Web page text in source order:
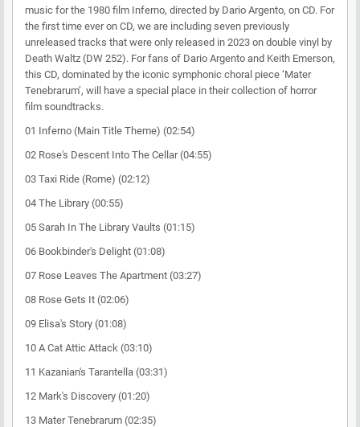
music for the 1980 film Inferno, directed by Dario Argento, on CD. For
the first time ever on CD, we are including seven previously
unreleased tracks that were only released in 2023 on double vinyl by
Death Waltz (DW 252). For fans of Dario Argento and Keith Emerson,
this CD, dominated by the iconic symphonic choral piece ‘Mater
Tenebrarum’, will have a special place in their collection of horror
film soundtracks.
01 Inferno (Main Title Theme) (02:54)
02 Rose's Descent Into The Cellar (04:55)
03 Taxi Ride (Rome) (02:12)
04 The Library (00:55)
05 Sarah In The Library Vaults (01:15)
06 Bookbinder's Delight (01:08)
07 Rose Leaves The Apartment (03:27)
08 Rose Gets It (02:06)
09 Elisa's Story (01:08)
10 A Cat Attic Attack (03:10)
11 Kazanian's Tarantella (03:31)
12 Mark's Discovery (01:20)
13 Mater Tenebrarum (02:35)